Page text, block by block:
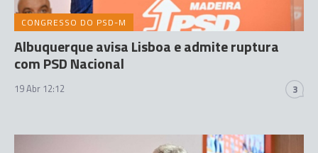
CONGRESSO DO PSD-M
Albuquerque avisa Lisboa e admite ruptura
com PSD Nacional
19 Abr 12:12 3